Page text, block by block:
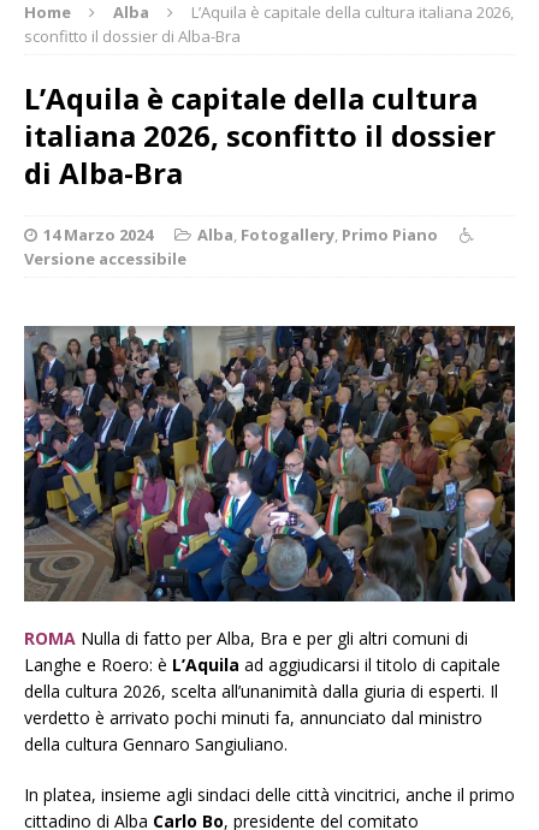
Home Alba
L’Aquila è capitale della cultura italiana 2026,
sconfitto il dossier di Alba-Bra
L’Aquila è capitale della cultura
italiana 2026, sconfitto il dossier
di Alba-Bra
14 Marzo 2024 Alba, Fotogallery, Primo Piano
Versione accessibile
ROMA Nulla di fatto per Alba, Bra e per gli altri comuni di
Langhe e Roero: è L’Aquila ad aggiudicarsi il titolo di capitale
della cultura 2026, scelta all’unanimità dalla giuria di esperti. Il
verdetto è arrivato pochi minuti fa, annunciato dal ministro
della cultura Gennaro Sangiuliano.
In platea, insieme agli sindaci delle città vincitrici, anche il primo
cittadino di Alba Carlo Bo, presidente del comitato